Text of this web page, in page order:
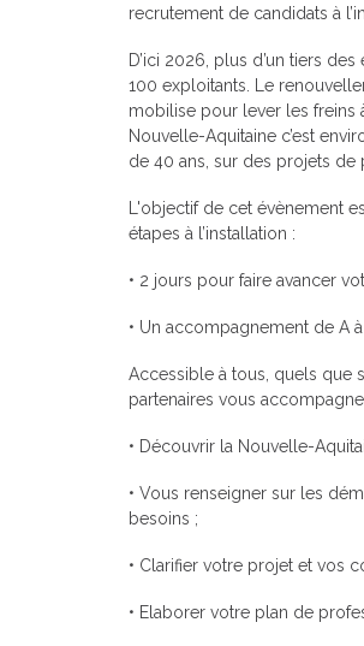
recrutement de candidats à
D’ici 2026, plus d’un tiers
100 exploitants. Le
mobilise pour lever les freins
Nouvelle-Aquitaine c’est
de 40 ans, sur des projets de
L'objectif de cet évènement
étapes à l’installation :
• 2 jours pour faire avancer
• Un accompagnement de A
Accessible à tous, quels que
partenaires vous
• Découvrir la Nouvelle-
• Vous renseigner sur les
besoins ;
• Clarifier votre projet et vos
• Elaborer votre plan de